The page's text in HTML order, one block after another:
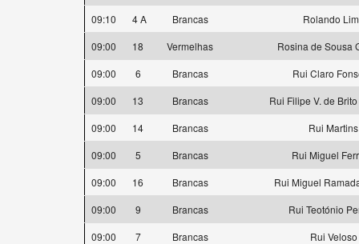
09:10
4 A Brancas
Rolando
09:00
18 Vermelhas
Rosina de Sousa
09:00
6 Brancas
Rui Claro
09:00
13 Brancas
Rui Filipe V. de
09:00
14 Brancas
Rui Martins
09:00
5 Brancas
Rui Miguel
09:00
16 Brancas
Rui Miguel
09:00
9 Brancas
Rui Teotónio
09:00
7 Brancas
Rui Veloso